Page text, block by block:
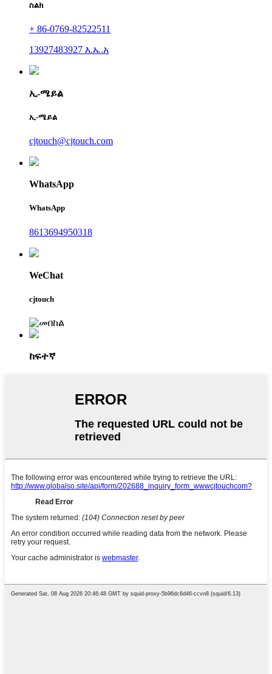
ስልክ
+ 86-0769-82522511
13927483927 እ.ኤ.አ
ኢ-ሜይል
ኢ-ሜይል
cjtouch@cjtouch.com
WhatsApp
WhatsApp
8613694950318
WeChat
cjtouch
ከፍተኛ